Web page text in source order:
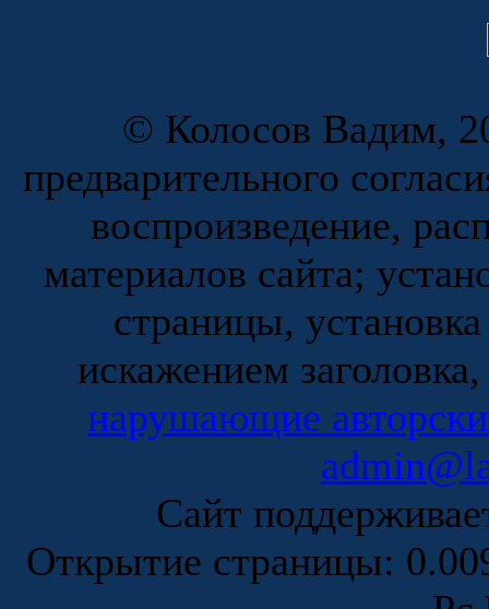
© Колосов Вадим,
предварительного
воспроизведение,
материалов сайта;
страницы,
искажением
нарушающие
Сайт
Открытие страницы: